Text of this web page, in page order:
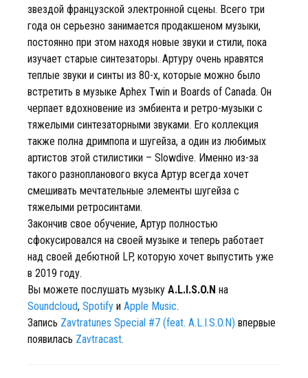
звездой французской электронной сцены. Всего три
года он серьезно занимается продакшеном музыки,
постоянно при этом находя новые звуки и стили, пока
изучает старые синтезаторы. Артуру очень нравятся
теплые звуки и синты из 80-х, которые можно было
встретить в музыке Aphex Twin и Boards of Canada. Он
черпает вдохновение из эмбиента и ретро-музыки с
тяжелыми синтезаторными звуками. Его коллекция
также полна дримпопа и шугейза, а один из любимых
артистов этой стилистики – Slowdive. Именно из-за
такого разнопланового вкуса Артур всегда хочет
смешивать мечтательные элементы шугейза с
тяжелыми ретросинтами.
Закончив свое обучение, Артур полностью
сфокусировался на своей музыке и теперь работает
над своей дебютной LP, которую хочет выпустить уже
в 2019 году.
Вы можете послушать музыку A.L.I.S.O.N на
Soundcloud, Spotify и Apple Music.
Запись Zavtratunes Special #7 (feat. A.L.I.S.O.N) впервые
появилась Zavtracast.